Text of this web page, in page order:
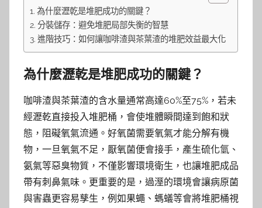
為什麼瀝乾是堆肥成功的關鍵？
分裝儲存：避免堆肥局部失衡的智慧
進階技巧：如何讓咖啡渣與茶葉渣的堆肥效益最大化
為什麼瀝乾是堆肥成功的關鍵？
咖啡渣與茶葉渣的含水量通常高達60%至75%，若未
經瀝乾直接投入堆肥桶，會使堆體瞬間達到飽和狀
態，阻礙氧氣流通。好氧菌需要氧氣才能分解有機
物，一旦氧氣不足，厭氧菌便會接手，產生硫化氫、
氨氣等惡臭物質，不僅影響環境衛生，也讓堆肥成品
帶有刺鼻氣味。更重要的是，過溼的環境會讓病原菌
與害蟲更容易孳生，例如果蠅、螞蟻等會將堆肥桶視